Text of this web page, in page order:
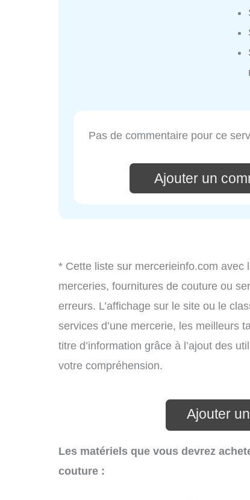
Pas de commentaire pour ce
Ajouter un
* Cette liste sur mercerieinfo.com avec
merceries, fournitures de couture ou
erreurs. L’affichage sur le site ou le
services d’une mercerie, les meilleurs
titre d’information grâce à l’ajout des
votre compréhension.
Ajouter
Les matériels que vous devrez
couture :